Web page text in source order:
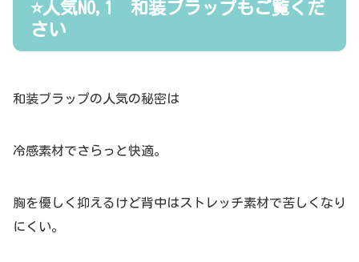
⭐人気NO,1 和装ブラップもご覧くだ
さい
和装ブラップの人気の秘密は
冷感素材でさらっと快適。
胸を優しく抑えるけど背中はストレッチ素材で苦しくなり
にくい。